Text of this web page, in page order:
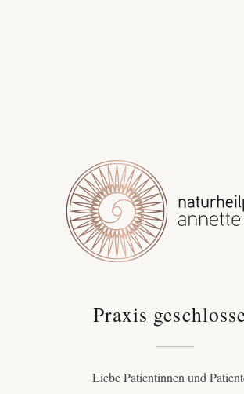
Praxis
Liebe Patientinnen und